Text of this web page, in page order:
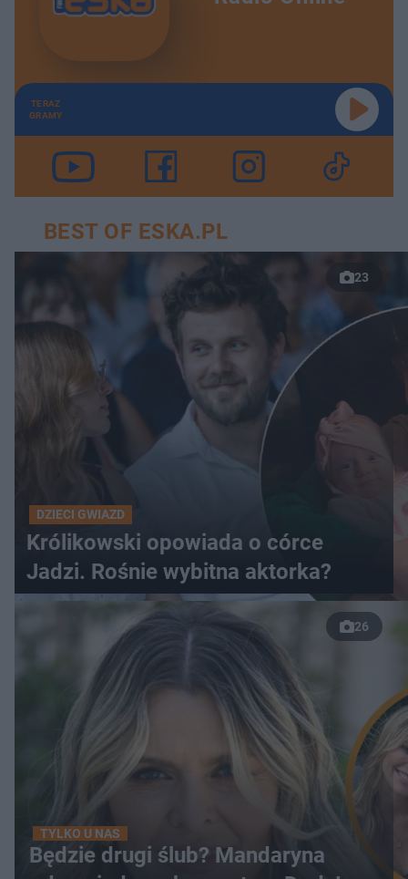
TERAZ
GRAMY
BEST OF ESKA.PL
23
DZIECI GWIAZD
Królikowski opowiada o córce
Jadzi. Rośnie wybitna aktorka?
26
TYLKO U NAS
Będzie drugi ślub? Mandaryna